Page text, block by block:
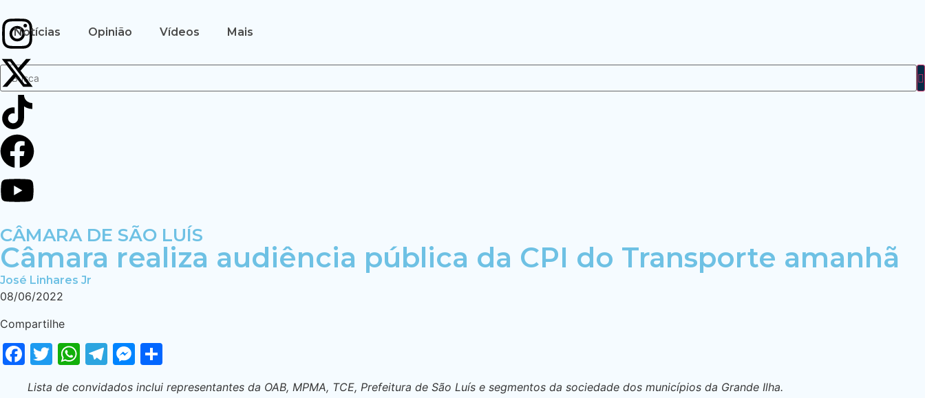
Notícias Opinião Vídeos Mais
CÂMARA DE SÃO LUÍS
Câmara realiza audiência pública da CPI do Transporte amanhã
José Linhares Jr
08/06/2022
Compartilhe
Facebook
Twitter
WhatsApp
Telegram
Messenger
Lista de convidados inclui representantes da OAB, MPMA, TCE, Prefeitura de São Luís e segmentos da sociedade dos municípios da Grande Ilha.